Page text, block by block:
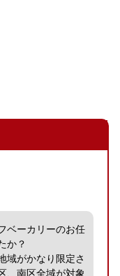
ベーカリーのお任
か？
域がかなり限定さ
、南区全域が対象